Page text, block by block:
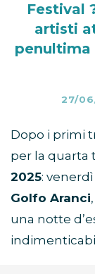
Festival
artisti
penultima
27/
Dopo i primi
per la quarta
2025:
Golfo Aranci
una notte